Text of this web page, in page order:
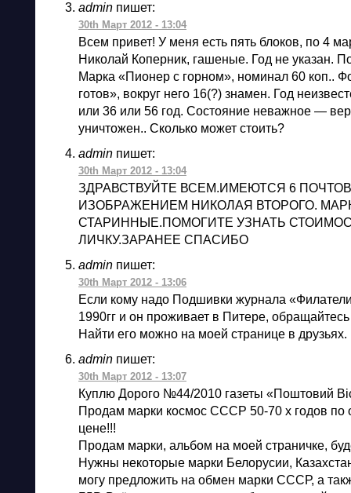
admin пишет:
30th Март 2012 - 13:04
Всем привет! У меня есть пять блоков, по 4
Николай Коперник, гашеные. Год не указан.
Марка «Пионер с горном», номинал 60 коп..
готов», вокруг него 16(?) знамен. Год
или 36 или 56 год. Состояние неважное —
уничтожен.. Сколько может стоить?
admin пишет:
30th Март 2012 - 13:04
ЗДРАВСТВУЙТЕ ВСЕМ.ИМЕЮТСЯ 6
ИЗОБРАЖЕНИЕМ НИКОЛАЯ ВТОРОГО.
СТАРИННЫЕ.ПОМОГИТЕ УЗНАТЬ
ЛИЧКУ.ЗАРАНЕЕ СПАСИБО
admin пишет:
30th Март 2012 - 13:06
Если кому надо Подшивки журнала
1990гг и он проживает в Питере,
Найти его можно на моей странице в друзьях.
admin пишет:
30th Март 2012 - 13:07
Куплю Дорого №44/2010 газеты «Поштовий
Продам марки космос СССР 50-70 х годов по
цене!!!
Продам марки, альбом на моей страничке,
Нужны некоторые марки Белорусии,
могу предложить на обмен марки СССР, а